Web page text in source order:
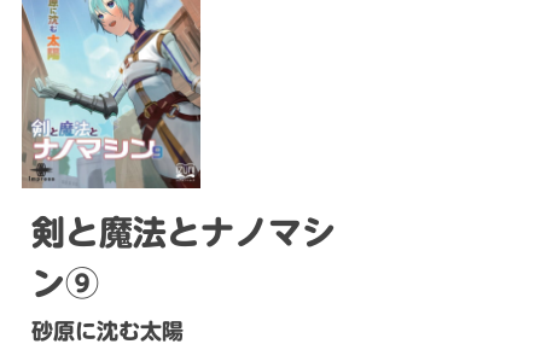
剣と魔法とナノマシ
ン⑨
砂原に沈む太陽